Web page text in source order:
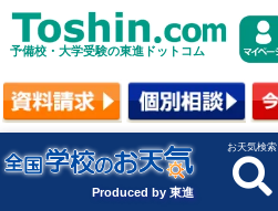
予備校・大学受験の東進ドットコム
Produced by 東進
お天気検索